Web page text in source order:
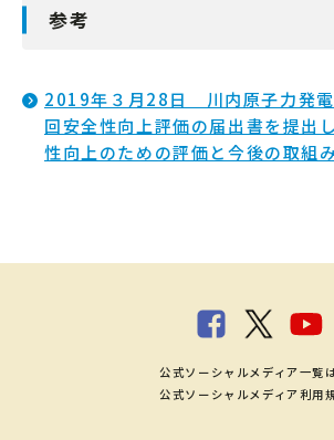
参考
2019年３月28日 川内原子力発電
回安全性向上評価の届出書を提出
性向上のための評価と今後の取組
公式ソーシャルメディア一覧
公式ソーシャルメディア利用